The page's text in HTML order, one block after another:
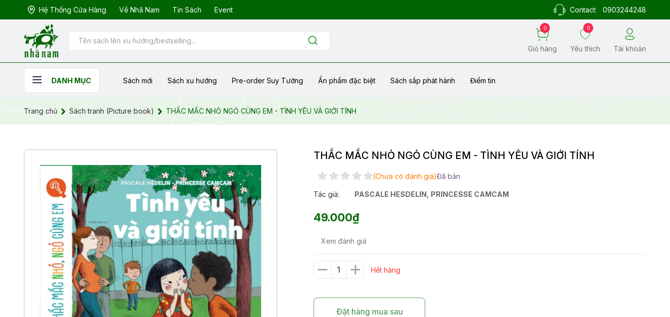
Hệ Thống Cửa Hàng Về Nhã Nam Tin Sách Event Contact: 0903244248
0
Giỏ hàng
0
Yêu thích Tài khoản
DANH MỤC Sách mới Sách xu hướng Pre-order Suy Tưởng Ẩn phẩm đặc biệt Sách sắp phát hành Điểm tin
Trang chủ Sách tranh (Picture book) THẮC MẮC NHỎ NGỎ CÙNG EM - TÌNH YÊU VÀ GIỚI TÍNH
THẮC MẮC NHỎ NGỎ CÙNG EM - TÌNH YÊU VÀ GIỚI TÍNH
(Chưa có đánh giá)Đã bán
Tác giả: PASCALE HESDELIN PRINCESSE CAMCAM
49.000₫
Xem đánh giá
Hết hàng
Đặt hàng mua sau